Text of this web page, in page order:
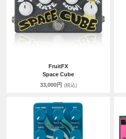
FruitFX
Space Cube
33,000円 (税込)